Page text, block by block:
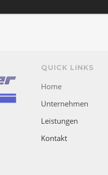
QUICK LINKS
Home
Unternehmen
Leistungen
Kontakt